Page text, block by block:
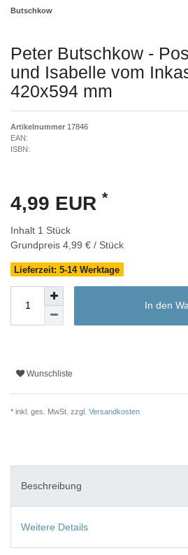
Butschkow
Peter Butschkow -
und Isabelle vom
420x594 mm
Artikelnummer 17846
EAN:
ISBN:
4,99 EUR *
Inhalt 1 Stück
Grundpreis 4,99 € / Stück
Lieferzeit: 5-14 Werktage
In den
Wunschliste
* inkl. ges. MwSt. zzgl. Versandkosten
Beschreibung
Weitere Details